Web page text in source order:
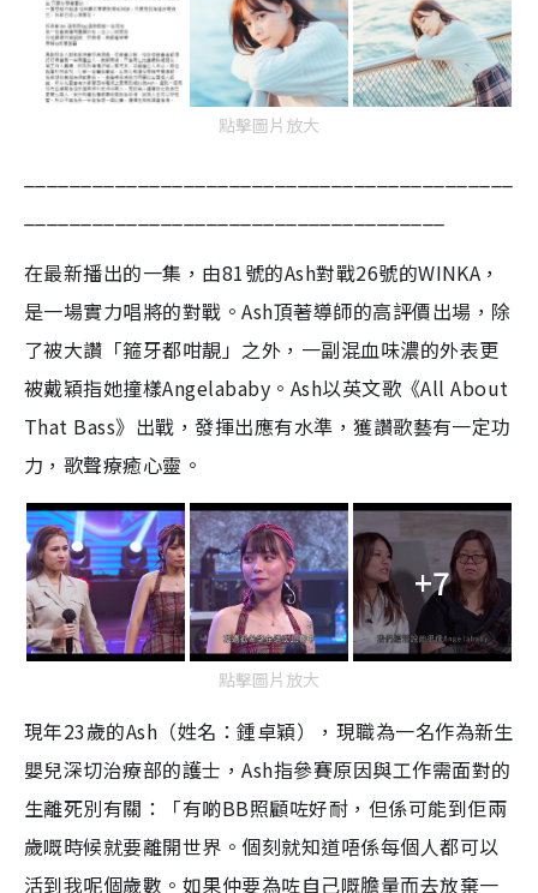
點擊圖片放大
在最新播出的一集，由81號的Ash對戰26號的WINKA，
是一場實力唱將的對戰。Ash頂著導師的高評價出場，除
了被大讚「箍牙都咁靚」之外，一副混血味濃的外表更
被戴穎指她撞樣Angelababy。Ash以英文歌《All About
That Bass》出戰，發揮出應有水準，獲讚歌藝有一定功
力，歌聲療癒心靈。
+7
點擊圖片放大
現年23歲的Ash（姓名：鍾卓穎），現職為一名作為新生
嬰兒深切治療部的護士，Ash指參賽原因與工作需面對的
生離死別有關：「有啲BB照顧咗好耐，但係可能到佢兩
歲嘅時候就要離開世界。個刻就知道唔係每個人都可以
活到我呢個歲數。如果仲要為咗自己嘅膽量而去放棄一